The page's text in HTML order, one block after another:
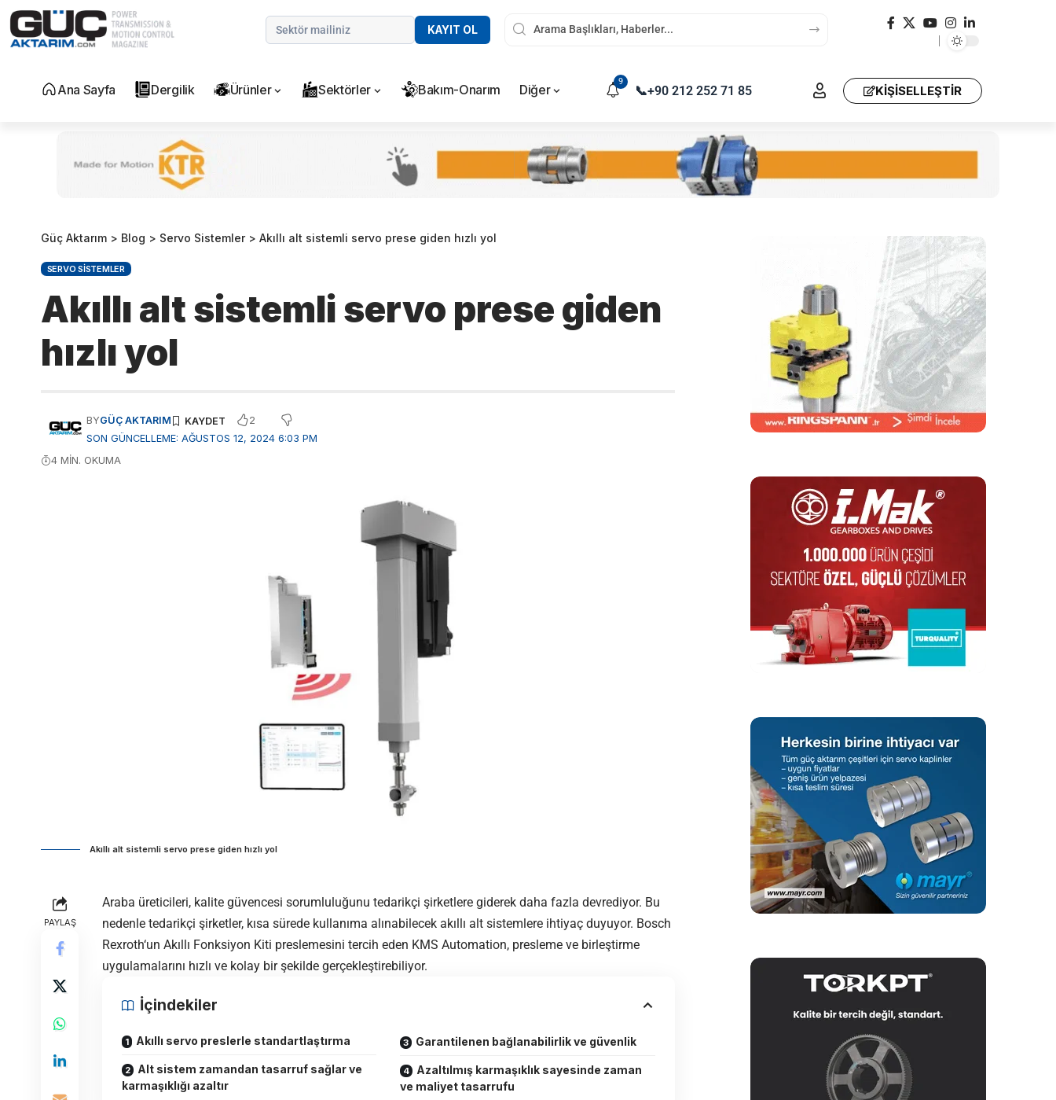
KAYIT OL
Ana Sayfa Dergilik Ürünler Sektörler Bakım-Onarım Diğer
9
📞+90 212 252 71 85 KIŞISELLEŞTIR
Güç Aktarım > Blog > Servo Sistemler> Akıllı alt sistemli servo prese giden hızlı yol
SERVO SISTEMLER
Akıllı alt sistemli servo prese giden
hızlı yol
SON GÜNCELLEME: AĞUSTOS 12, 2024 6:03 PM
BYGÜÇ AKTARIM 2
4 MIN. OKUMA
Akıllı alt sistemli servo prese giden hızlı yol
PAYLAŞ
Araba üreticileri, kalite güvencesi sorumluluğunu tedarikçi şirketlere giderek daha fazla devrediyor. Bu
nedenle tedarikçi şirketler, kısa sürede kullanıma alınabilecek akıllı alt sistemlere ihtiyaç duyuyor. Bosch
Rexroth‘un Akıllı Fonksiyon Kiti preslemesini tercih eden KMS Automation, presleme ve birleştirme
uygulamalarını hızlı ve kolay bir şekilde gerçekleştirebiliyor.
İçindekiler
Akıllı servo preslerle standartlaştırma
Alt sistem zamandan tasarruf sağlar ve
karmaşıklığı azaltır
Garantilenen bağlanabilirlik ve güvenlik
Azaltılmış karmaşıklık sayesinde zaman
ve maliyet tasarrufu